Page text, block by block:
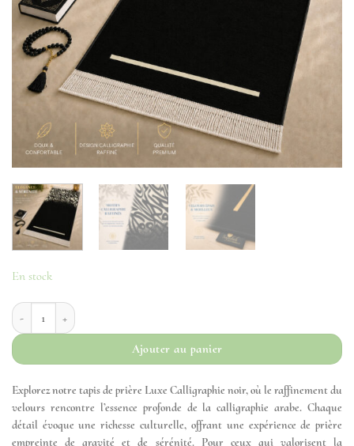
En stock
quantité de Tapis de prière Luxe Calligraphie noir
Ajouter au panier
Explorez notre tapis de prière Luxe Calligraphie noir, où le raffinement du
velours rencontre l’essence profonde de la calligraphie arabe. Chaque
détail évoque une richesse culturelle, offrant une expérience de prière
empreinte de gravité et de sérénité. Pour ceux qui valorisent la